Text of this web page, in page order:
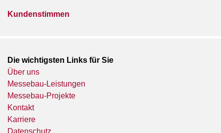
Kundenstimmen
Die wichtigsten Links für Sie
Über uns
Messebau-Leistungen
Messebau-Projekte
Kontakt
Karriere
Datenschutz